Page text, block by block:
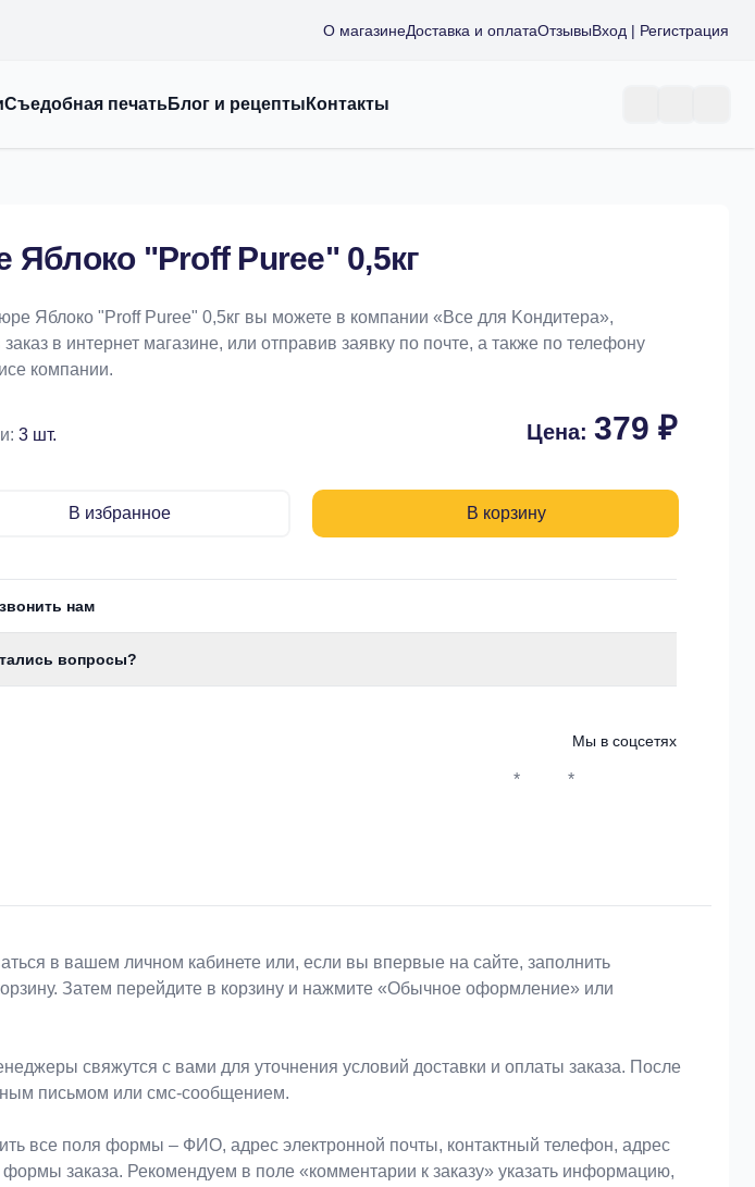
О магазинеДоставка и оплатаОтзывыВход | Регистрация
Съедобная печатьБлог и рецепты Контакты
Яблоко "Proff Puree" 0,5кг
Яблоко "Proff Puree" 0,5кг вы можете в компании «Bce для Koндитeрa»,
в интернет магазине, или отправив заявку по почте, а также по телефону
компании.
3 шт. Цена: 379 ₽
В избранное В корзину
нам
вопросы?
Мы в соцсетях
* *
в вашем личном кабинете или, если вы впервые на сайте, заполнить
Затем перейдите в корзину и нажмите «Обычное оформление» или
свяжутся с вами для уточнения условий доставки и оплаты заказа. После
письмом или смс-сообщением.
все поля формы – ФИО, адрес электронной почты, контактный телефон, адрес
заказа. Рекомендуем в поле «комментарии к заказу» указать информацию,